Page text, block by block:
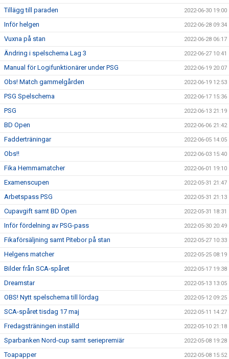
Tillägg till paraden 2022-06-30 19:00
Inför helgen 2022-06-28 09:34
Vuxna på stan 2022-06-28 06:17
Ändring i spelschema Lag 3 2022-06-27 10:41
Manual för Logifunktionärer under PSG 2022-06-19 20:07
Obs! Match gammelgården 2022-06-19 12:53
PSG Spelschema 2022-06-17 15:36
PSG 2022-06-13 21:19
BD Open 2022-06-06 21:42
Fadderträningar 2022-06-05 14:05
Obs!! 2022-06-03 15:40
Fika Hemmamatcher 2022-06-01 19:10
Examenscupen 2022-05-31 21:47
Arbetspass PSG 2022-05-31 21:13
Cupavgift samt BD Open 2022-05-31 18:31
Inför fördelning av PSG-pass 2022-05-30 20:49
Fikaförsäljning samt Pitebor på stan 2022-05-27 10:33
Helgens matcher 2022-05-25 08:19
Bilder från SCA-spåret 2022-05-17 19:38
Dreamstar 2022-05-13 13:05
OBS! Nytt spelschema till lördag 2022-05-12 09:25
SCA-spåret tisdag 17 maj 2022-05-11 14:27
Fredagsträningen inställd 2022-05-10 21:18
Sparbanken Nord-cup samt seriepremiär 2022-05-08 19:28
Toapapper 2022-05-08 15:52